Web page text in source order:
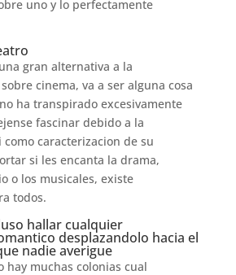
uno y lo perfectamente
gran alternativa a la
cinema, va a ser alguna cosa
ha transpirado excesivamente
fascinar debido a la
caracterizacion de su
si les encanta la drama,
o los musicales, existe
todos.
hallar cualquier
desplazandolo hacia el
nadie averigue
hay muchas colonias cual